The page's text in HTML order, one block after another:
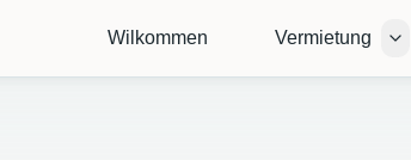
Wilkommen Vermietung